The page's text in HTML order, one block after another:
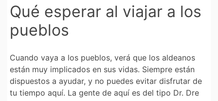
Qué esperar al viajar a los
pueblos
Cuando vaya a los pueblos, verá que los aldeanos
están muy implicados en sus vidas. Siempre están
dispuestos a ayudar, y no puedes evitar disfrutar de
tu tiempo aquí. La gente de aquí es del tipo Dr. Dre